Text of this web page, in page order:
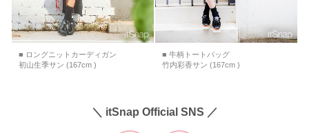
■ ロングニットカーディガン
初山生季サン (167cm )
■ 牛柄トートバッグ
竹内彩香サン (167cm )
＼ itSnap Official SNS ／